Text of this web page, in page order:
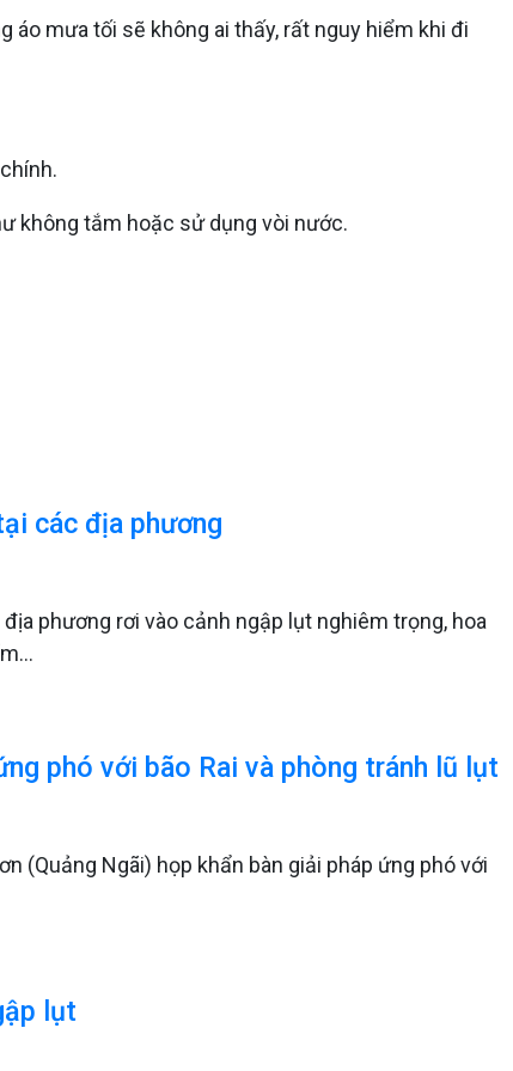
áo mưa tối sẽ không ai thấy, rất nguy hiểm khi đi
không tắm hoặc sử dụng vòi nước.
các địa phương
phương rơi vào cảnh ngập lụt nghiêm trọng, hoa
phó với bão Rai và phòng tránh lũ lụt
(Quảng Ngãi) họp khẩn bàn giải pháp ứng phó với
lụt